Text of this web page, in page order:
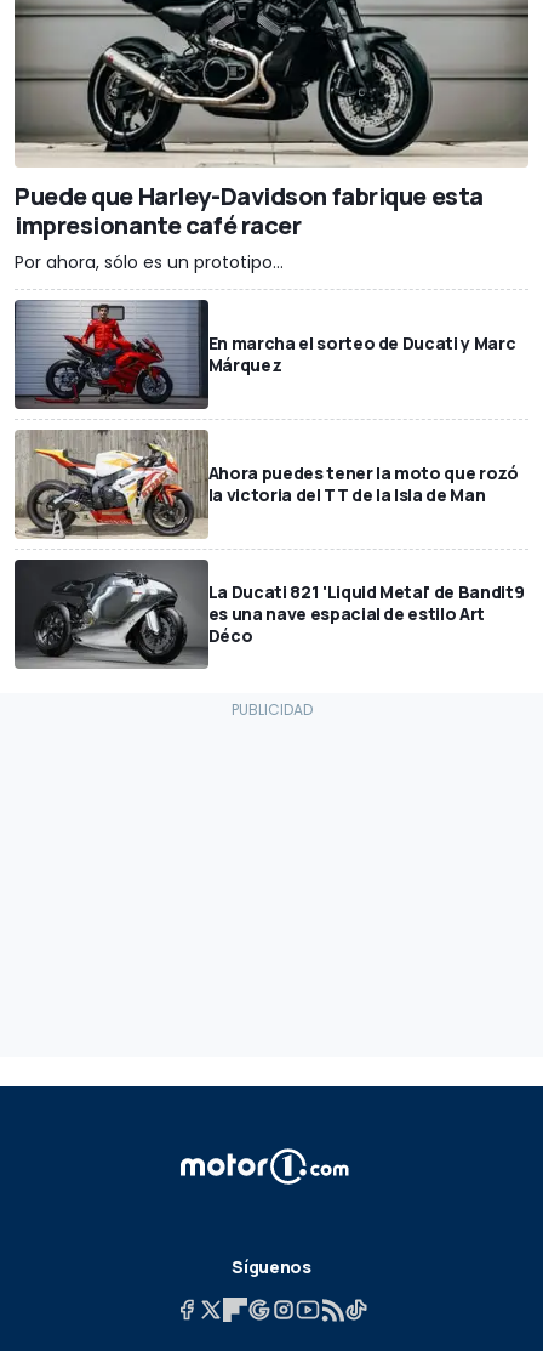
Puede que Harley-Davidson fabrique esta
impresionante café racer
Por ahora, sólo es un prototipo...
En marcha el sorteo de Ducati y Marc
Márquez
Ahora puedes tener la moto que rozó
la victoria del TT de la Isla de Man
La Ducati 821 'Liquid Metal' de Bandit9
es una nave espacial de estilo Art
Déco
Síguenos